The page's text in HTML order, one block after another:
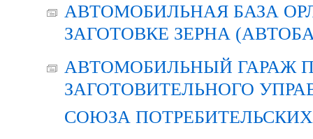
АВТОМОБИЛЬНАЯ БАЗА
ЗАГОТОВКЕ ЗЕРНА
АВТОМОБИЛЬНЫЙ ГАРАЖ
ЗАГОТОВИТЕЛЬНОГО
СОЮЗА